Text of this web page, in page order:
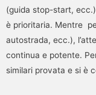
(guida stop-start,
è prioritaria. Mentre
autostrada, ecc.),
continua e potente.
similari provata e si è